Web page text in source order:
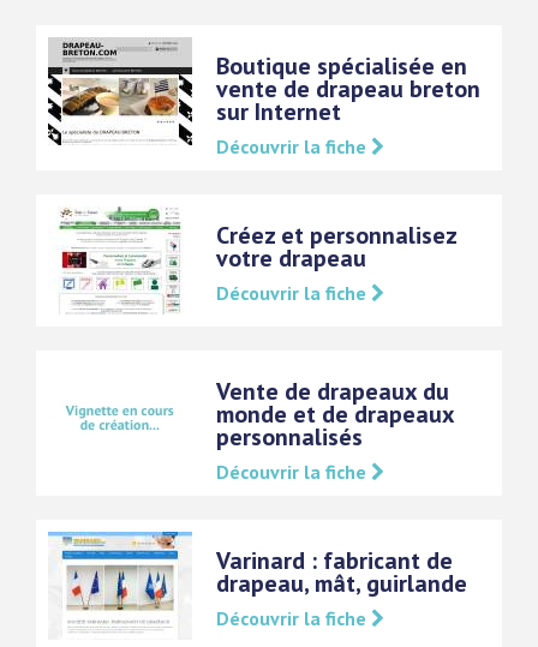
Boutique spécialisée en
vente de drapeau breton
sur Internet
Découvrir la fiche
Créez et personnalisez
votre drapeau
Découvrir la fiche
Vente de drapeaux du
monde et de drapeaux
personnalisés
Découvrir la fiche
Varinard : fabricant de
drapeau, mât, guirlande
Découvrir la fiche